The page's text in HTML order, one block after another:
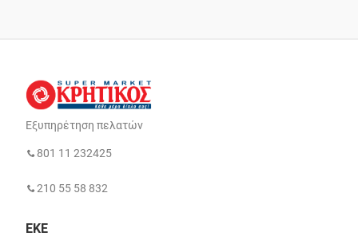
Εξυπηρέτηση πελατών
801 11 232425
210 55 58 832
ΕΚΕ